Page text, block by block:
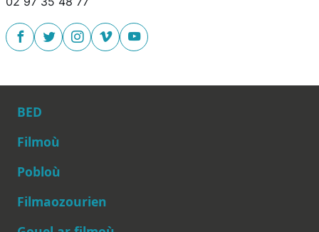
Main navigation
BED
Filmoù
Pobloù
Filmaozourien